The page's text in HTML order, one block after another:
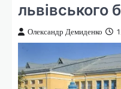
львівського
Олександр Демиденко